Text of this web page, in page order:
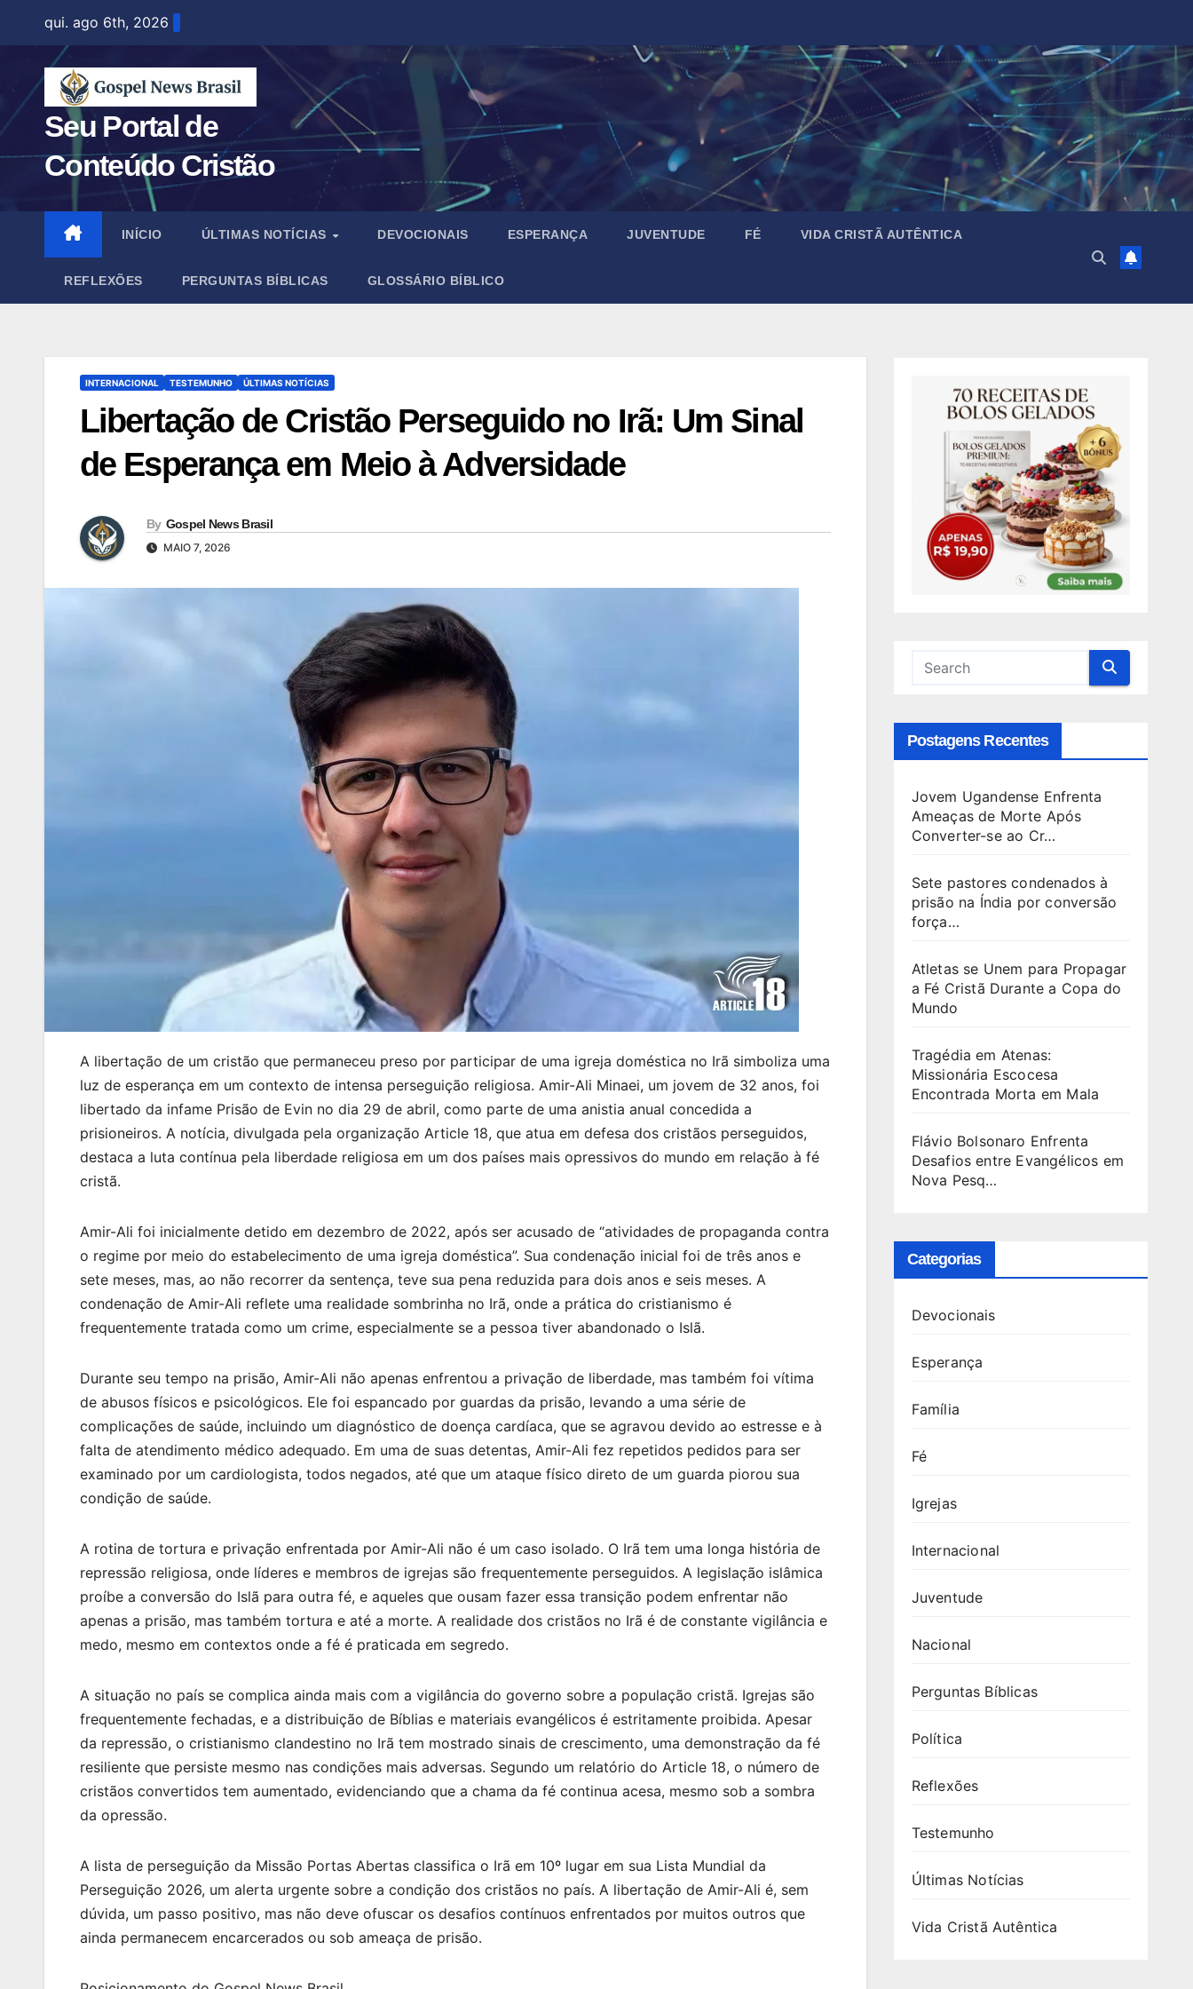
content
qui. ago 6th, 2026
Seu Portal de
Conteúdo Cristão
INÍCIO ÚLTIMAS NOTÍCIAS DEVOCIONAIS ESPERANÇA JUVENTUDE FÉ VIDA CRISTÃ AUTÊNTICA
REFLEXÕES PERGUNTAS BÍBLICAS GLOSSÁRIO BÍBLICO
INTERNACIONAL TESTEMUNHO ÚLTIMAS NOTÍCIAS
Libertação de Cristão Perseguido no Irã: Um Sinal
de Esperança em Meio à Adversidade
By Gospel News Brasil
MAIO 7, 2026
A libertação de um cristão que permaneceu preso por participar de uma igreja doméstica no Irã simboliza uma
luz de esperança em um contexto de intensa perseguição religiosa. Amir-Ali Minaei, um jovem de 32 anos, foi
libertado da infame Prisão de Evin no dia 29 de abril, como parte de uma anistia anual concedida a
prisioneiros. A notícia, divulgada pela organização Article 18, que atua em defesa dos cristãos perseguidos,
destaca a luta contínua pela liberdade religiosa em um dos países mais opressivos do mundo em relação à fé
cristã.
Amir-Ali foi inicialmente detido em dezembro de 2022, após ser acusado de “atividades de propaganda contra
o regime por meio do estabelecimento de uma igreja doméstica”. Sua condenação inicial foi de três anos e
sete meses, mas, ao não recorrer da sentença, teve sua pena reduzida para dois anos e seis meses. A
condenação de Amir-Ali reflete uma realidade sombrinha no Irã, onde a prática do cristianismo é
frequentemente tratada como um crime, especialmente se a pessoa tiver abandonado o Islã.
Durante seu tempo na prisão, Amir-Ali não apenas enfrentou a privação de liberdade, mas também foi vítima
de abusos físicos e psicológicos. Ele foi espancado por guardas da prisão, levando a uma série de
complicações de saúde, incluindo um diagnóstico de doença cardíaca, que se agravou devido ao estresse e à
falta de atendimento médico adequado. Em uma de suas detentas, Amir-Ali fez repetidos pedidos para ser
examinado por um cardiologista, todos negados, até que um ataque físico direto de um guarda piorou sua
condição de saúde.
A rotina de tortura e privação enfrentada por Amir-Ali não é um caso isolado. O Irã tem uma longa história de
repressão religiosa, onde líderes e membros de igrejas são frequentemente perseguidos. A legislação islâmica
proíbe a conversão do Islã para outra fé, e aqueles que ousam fazer essa transição podem enfrentar não
apenas a prisão, mas também tortura e até a morte. A realidade dos cristãos no Irã é de constante vigilância e
medo, mesmo em contextos onde a fé é praticada em segredo.
A situação no país se complica ainda mais com a vigilância do governo sobre a população cristã. Igrejas são
frequentemente fechadas, e a distribuição de Bíblias e materiais evangélicos é estritamente proibida. Apesar
da repressão, o cristianismo clandestino no Irã tem mostrado sinais de crescimento, uma demonstração da fé
resiliente que persiste mesmo nas condições mais adversas. Segundo um relatório do Article 18, o número de
cristãos convertidos tem aumentado, evidenciando que a chama da fé continua acesa, mesmo sob a sombra
da opressão.
A lista de perseguição da Missão Portas Abertas classifica o Irã em 10º lugar em sua Lista Mundial da
Perseguição 2026, um alerta urgente sobre a condição dos cristãos no país. A libertação de Amir-Ali é, sem
dúvida, um passo positivo, mas não deve ofuscar os desafios contínuos enfrentados por muitos outros que
ainda permanecem encarcerados ou sob ameaça de prisão.
Postagens Recentes
Jovem Ugandense Enfrenta
Ameaças de Morte Após
Converter-se ao Cr…
Sete pastores condenados à
prisão na Índia por conversão
força…
Atletas se Unem para Propagar
a Fé Cristã Durante a Copa do
Mundo
Tragédia em Atenas:
Missionária Escocesa
Encontrada Morta em Mala
Flávio Bolsonaro Enfrenta
Desafios entre Evangélicos em
Nova Pesq…
Categorias
Devocionais
Esperança
Família
Fé
Igrejas
Internacional
Juventude
Nacional
Perguntas Bíblicas
Política
Reflexões
Testemunho
Últimas Notícias
Vida Cristã Autêntica